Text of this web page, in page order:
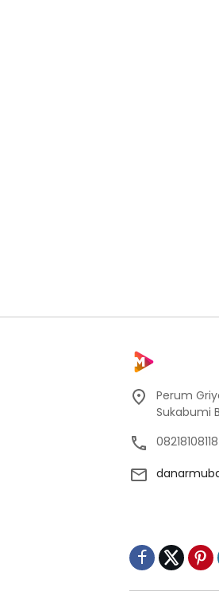
Perum
Sukabumi